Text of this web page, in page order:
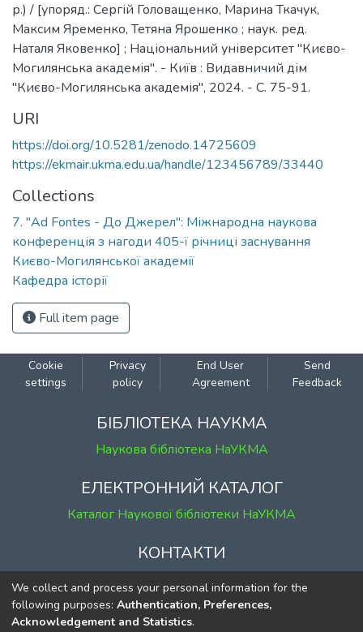
р.) / [упоряд.: Сергій Головащенко, Марина Ткачук,
Максим Яременко, Тетяна Ярошенко ; наук. ред.
Наталя Яковенко] ; Національний університет "Києво-
Могилянська академія". - Київ : Видавничий дім
"Києво-Могилянська академія", 2024. - C. 75-91.
URI
https://doi.org/10.5281/zenodo.14725609
https://ekmair.ukma.edu.ua/handle/123456789/33440
Collections
7. "Ad Fontes - До Джерел": Міжнародна наукова
конференція з нагоди 405-ї річниці заснування
Києво-Могилянської академії
Кафедра історії
Full item page
Cookie
settings
Privacy
policy
End User
Agreement
Send
Feedback
БІБЛІОТЕКА НАУКМА
Наукова бібліотека НаУКМА
ЕЛЕКТРОННИЙ КАТАЛОГ
Каталог Наукової бібліотеки НаУКМА
КОНТАКТИ
м. Київ, вул. Григорія Сковороди, 2
к. 1, к. 120
тел. (044) 463-69-31
We collect and process your personal information for the
following purposes: Authentication, Preferences,
Acknowledgement and Statistics.